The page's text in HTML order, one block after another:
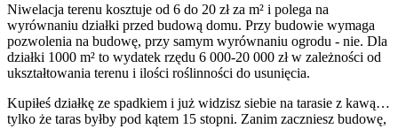
Niwelacja terenu kosztuje od 6 do 20 zł za m² i polega na
wyrównaniu działki przed budową domu. Przy budowie wymaga
pozwolenia na budowę, przy samym wyrównaniu ogrodu - nie. Dla
działki 1000 m² to wydatek rzędu 6 000-20 000 zł w zależności od
ukształtowania terenu i ilości roślinności do usunięcia.
Kupiłeś działkę ze spadkiem i już widzisz siebie na tarasie z kawą…
tylko że taras byłby pod kątem 15 stopni. Zanim zaczniesz budowę,